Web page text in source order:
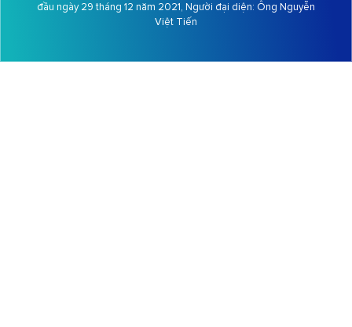
đầu ngày 29 tháng 12 năm 2021, Người đại diện: Ông Nguyễn
Việt Tiến